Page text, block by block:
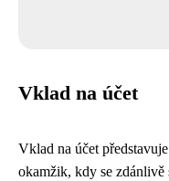
Vklad na účet
Vklad na účet
okamžik, kdy se